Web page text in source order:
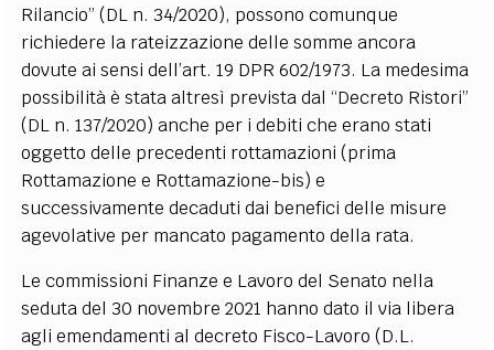
Rilancio” (DL n. 34/2020), possono comunque
richiedere la rateizzazione delle somme ancora
dovute ai sensi dell’art. 19 DPR 602/1973. La medesima
possibilità è stata altresì prevista dal “Decreto Ristori”
(DL n. 137/2020) anche per i debiti che erano stati
oggetto delle precedenti rottamazioni (prima
Rottamazione e Rottamazione-bis) e
successivamente decaduti dai benefici delle misure
agevolative per mancato pagamento della rata.
Le commissioni Finanze e Lavoro del Senato nella
seduta del 30 novembre 2021 hanno dato il via libera
agli emendamenti al decreto Fisco-Lavoro (D.L.